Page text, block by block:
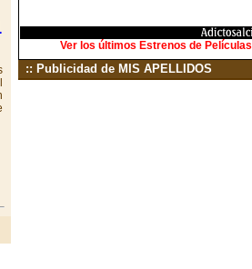
Ver los últimos Estrenos de Películas
:: Publicidad de MIS APELLIDOS